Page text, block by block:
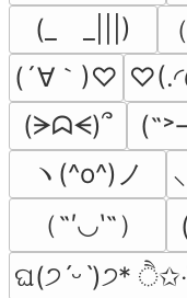
(_　_|||)
(´∀｀)♡
(ᗒᗣᗕ)՞
ヽ(^o^)ノ
（˶′◡‵˶）
ଘ(੭ˊᵕˋ)੭*